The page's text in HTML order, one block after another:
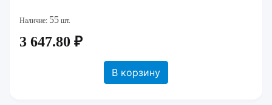
Наличие: 55 шт.
3 647.80 ₽
В корзину